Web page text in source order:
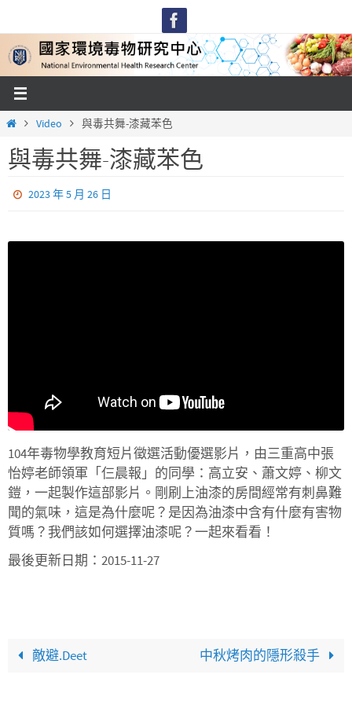
content
HomeVideo 與毒共舞-漆藏苯色
與毒共舞-漆藏苯色
2023 年 5 月 26 日
104年毒物學教育短片徵選活動優選影片，由三重高中張
怡婷老師領軍「仨晨報」的同學：高立安、蕭文婷、柳文
鎧，一起製作這部影片。剛刷上油漆的房間經常有刺鼻難
聞的氣味，這是為什麼呢？是因為油漆中含有什麼有害物
質嗎？我們該如何選擇油漆呢？一起來看看！
最後更新日期：2015-11-27
敵避.Deet 中秋烤肉的隱形殺手